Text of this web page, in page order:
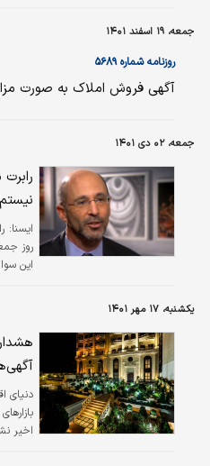
جمعه، ۱۹ اسفند ۱۴۰۱
روزنامه شماره ۵۶۸۹
آگهی فروش املاک به صورت مزایده -
جمعه، ۰۲ دی ۱۴۰۱
نیستم
ايسنا:
روز
این
یکشنبه، ۱۷ مهر ۱۴۰۱
دنیای
اخیر